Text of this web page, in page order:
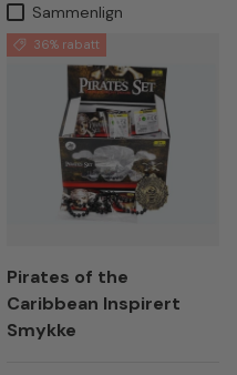
Sammenlign
36% rabatt
Pirates of the
Caribbean Inspirert
Smykke